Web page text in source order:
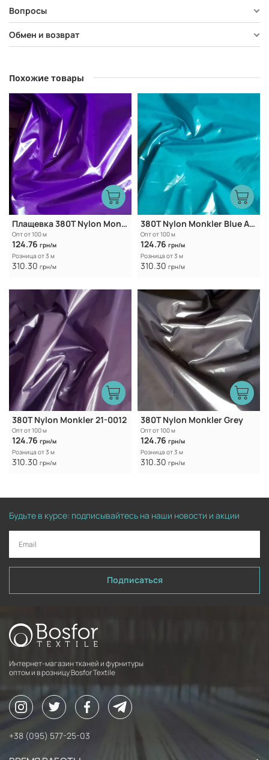
Вопросы
Обмен и возврат
Похожие товары
Плащевка 380T Nylon Monkler Blackberry
Опт от 100 м
124.76 грн/м
Розница от 3 м
310.30 грн/м
380T Nylon Monkler Blue Atoll
Опт от 100 м
124.76 грн/м
Розница от 3 м
310.30 грн/м
380T Nylon Monkler 21-0012
Опт от 100 м
124.76 грн/м
Розница от 3 м
310.30 грн/м
380T Nylon Monkler Grey
Опт от 100 м
124.76 грн/м
Розница от 3 м
310.30 грн/м
Будьте в курсе: подписывайтесь на наши новости и акции
Подписаться
Интернет-магазин тканей и фурнитуры
оптом и в розницу Bosfor Textile
+38 (095) 577-25-03